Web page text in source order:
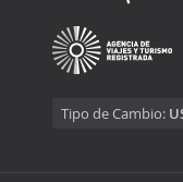
Tipo de Cambio: